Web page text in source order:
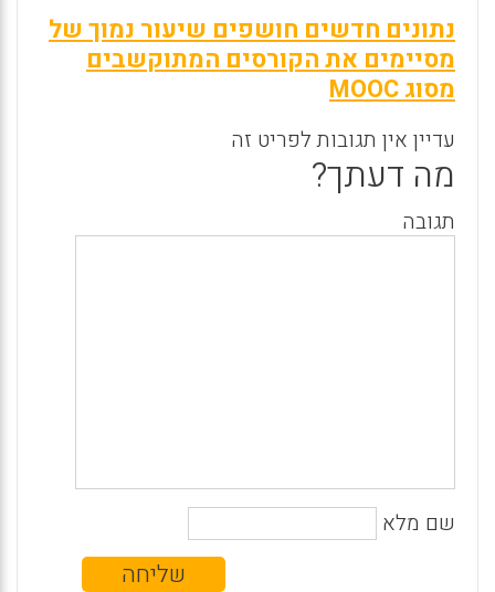
נתונים חדשים חושפים שיעור נמוך של
מסיימים את הקורסים המתוקשבים
מסוג MOOC
עדיין אין תגובות לפריט זה
מה דעתך?
תגובה
שם מלא